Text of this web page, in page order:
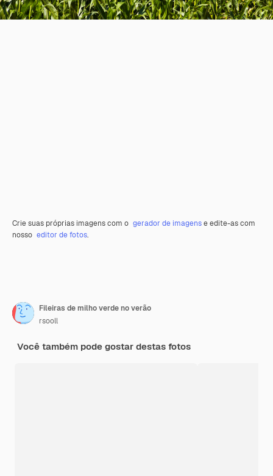
Crie suas próprias imagens com o gerador de imagense edite-as com
nosso editor de fotos.
Fileiras de milho verde no verão
rsooll
Você também pode gostar destas fotos